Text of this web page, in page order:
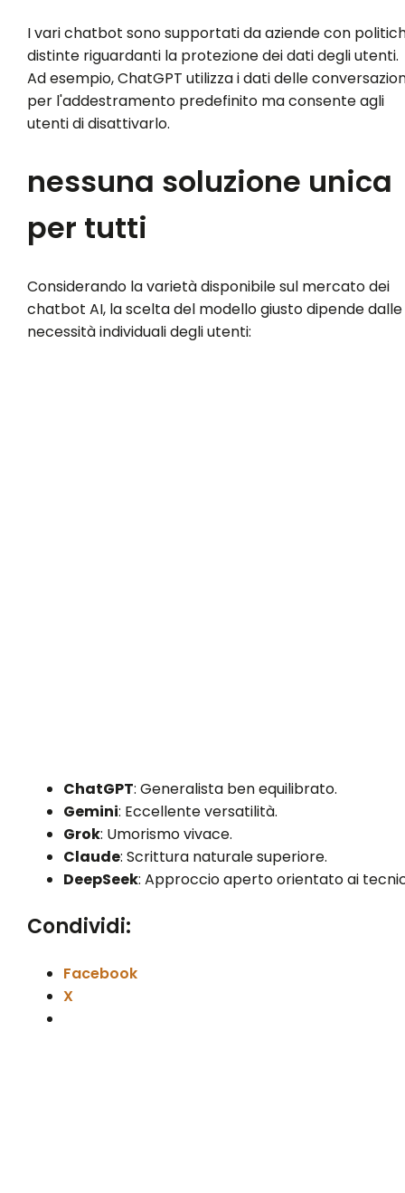
I vari chatbot sono supportati da aziende con
distinte riguardanti la protezione dei dati degli utenti.
Ad esempio, ChatGPT utilizza i dati delle
per l'addestramento predefinito ma consente agli
utenti di disattivarlo.
nessuna soluzione unica
per tutti
Considerando la varietà disponibile sul mercato dei
chatbot AI, la scelta del modello giusto dipende dalle
necessità individuali degli utenti:
ChatGPT: Generalista ben equilibrato.
Gemini: Eccellente versatilità.
Grok: Umorismo vivace.
Claude: Scrittura naturale superiore.
DeepSeek: Approccio aperto orientato ai
Condividi:
Facebook
X